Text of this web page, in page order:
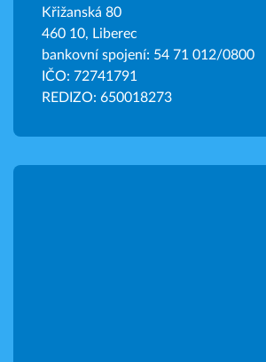
Křižanská 80
460 10, Liberec
bankovní spojení: 54 71 012/0800
IČO: 72741791
REDIZO: 650018273